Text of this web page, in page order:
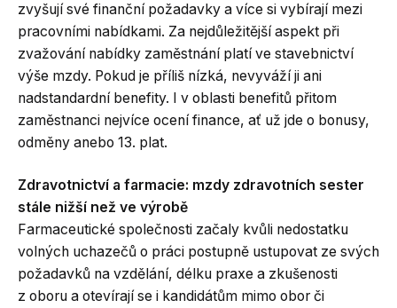
zvyšují své finanční požadavky a více si vybírají mezi
pracovními nabídkami. Za nejdůležitější aspekt při
zvažování nabídky zaměstnání platí ve stavebnictví
výše mzdy. Pokud je příliš nízká, nevyváží ji ani
nadstandardní benefity. I v oblasti benefitů přitom
zaměstnanci nejvíce ocení finance, ať už jde o bonusy,
odměny anebo 13. plat.
Zdravotnictví a farmacie: mzdy zdravotních sester
stále nižší než ve výrobě
Farmaceutické společnosti začaly kvůli nedostatku
volných uchazečů o práci postupně ustupovat ze svých
požadavků na vzdělání, délku praxe a zkušenosti
z oboru a otevírají se i kandidátům mimo obor či